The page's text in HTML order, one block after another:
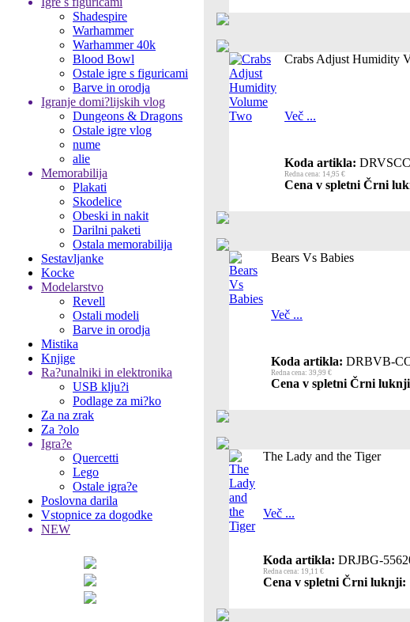
Shadespire
Warhammer
Warhammer 40k
Blood Bowl
Ostale igre s figuricami
Barve in orodja
Igranje domi?lijskih vlog
Dungeons & Dragons
Ostale igre vlog
nume
alie
Memorabilija
Plakati
Skodelice
Obeski in nakit
Darilni paketi
Ostala memorabilija
Sestavljanke
Kocke
Modelarstvo
Revell
Ostali modeli
Barve in orodja
Mistika
Knjige
Ra?unalniki in elektronika
USB klju?i
Podlage za mi?ko
Za na zrak
Za ?olo
Igra?e
Quercetti
Lego
Ostale igra?e
Poslovna darila
Vstopnice za dogodke
NEW
Crabs Adjust Humidity
Več ...
Koda artikla:
Redna cena: 14,95 €
Cena v spletni Črni
Bears Vs Babies
Več ...
Koda artikla: DRBVB-
Redna cena: 39,99 €
Cena v spletni Črni
The Lady and the Tiger
Več ...
Koda artikla: DRJBG-
Redna cena: 19,11 €
Cena v spletni Črni luknji: